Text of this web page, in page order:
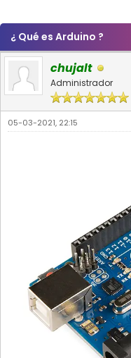
¿ Qué es Arduino ?
chujalt
Administrador
05-03-2021, 22:15